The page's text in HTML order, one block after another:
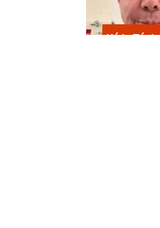
van
a torcida
Kátia Flávia